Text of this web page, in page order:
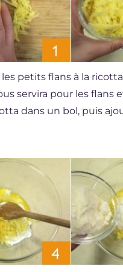
petits flans à la
servira pour les flans
dans un bol, puis